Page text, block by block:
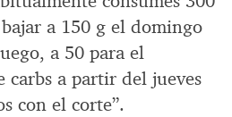
a 150 g el domingo
a 50 para el
carbs a partir del jueves
con el corte”.